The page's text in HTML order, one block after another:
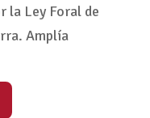
la Ley Foral de
Amplía